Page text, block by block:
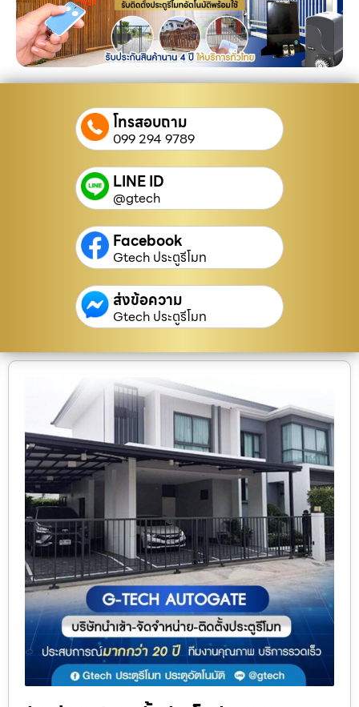
โทรสอบถาม
099 294 9789
LINE ID
@gtech
Facebook
Gtech ประตูรีโมท
ส่งข้อความ
Gtech ประตูรีโมท